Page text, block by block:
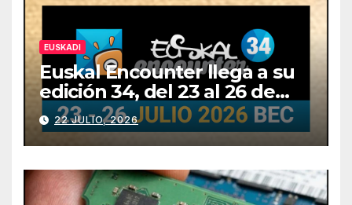
EUSKADI
Euskal Encounter llega a su
edición 34, del 23 al 26 de
julio
22 JULIO, 2026